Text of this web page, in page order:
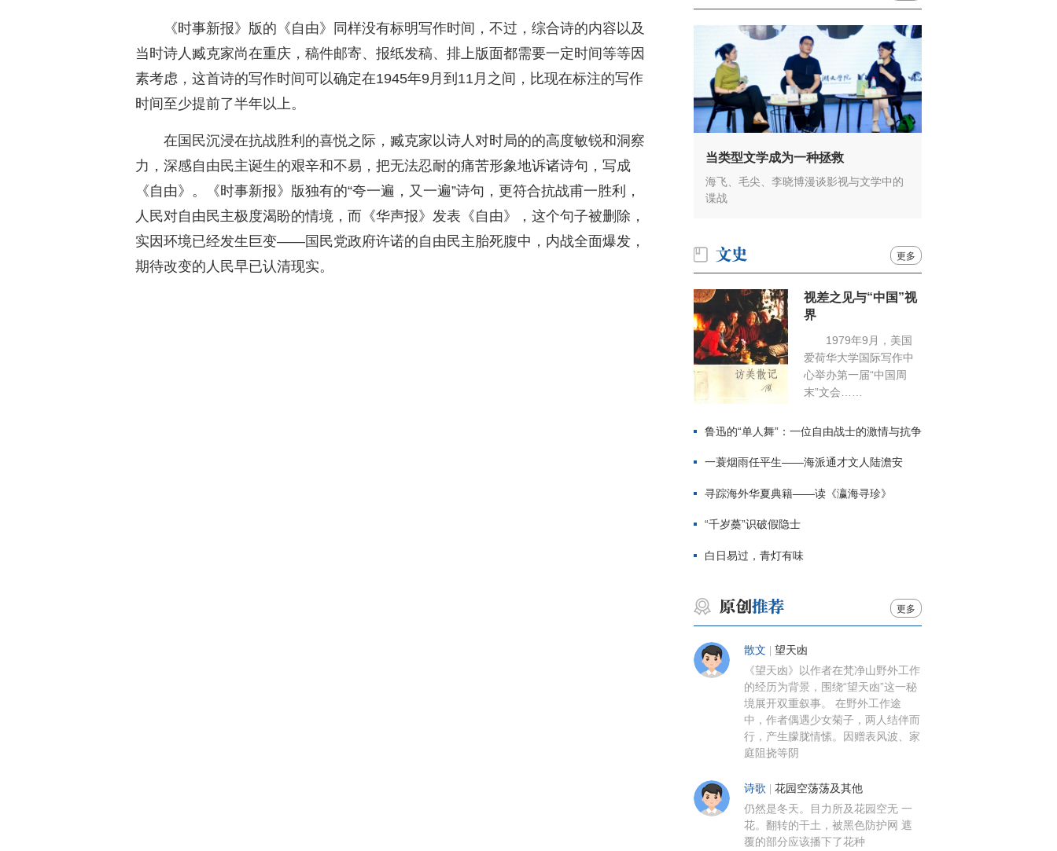
《时事新报》版的《自由》同样没有标明写作时间，不过，综合诗的内容以及
当时诗人臧克家尚在重庆，稿件邮寄、报纸发稿、排上版面都需要一定时间等等因
素考虑，这首诗的写作时间可以确定在1945年9月到11月之间，比现在标注的写作
时间至少提前了半年以上。
在国民沉浸在抗战胜利的喜悦之际，臧克家以诗人对时局的的高度敏锐和洞察
力，深感自由民主诞生的艰辛和不易，把无法忍耐的痛苦形象地诉诸诗句，写成
《自由》。《时事新报》版独有的“夸一遍，又一遍”诗句，更符合抗战甫一胜利，
人民对自由民主极度渴盼的情境，而《华声报》发表《自由》，这个句子被删除，
实因环境已经发生巨变——国民党政府许诺的自由民主胎死腹中，内战全面爆发，
期待改变的人民早已认清现实。
当类型文学成为一种拯救
海飞、毛尖、李晓博漫谈影视与文学中的
谍战
更多
视差之见与“中国”视
界
1979年9月，美国
爱荷华大学国际写作中
心举办第一届“中国周
末”文会……
鲁迅的“单人舞”：一位自由战士的激情与抗争
一蓑烟雨任平生——海派通才文人陆澹安
寻踪海外华夏典籍——读《瀛海寻珍》
“千岁蘽”识破假隐士
白日易过，青灯有味
更多
散文 望天凼
《望天凼》以作者在梵净山野外工作
的经历为背景，围绕“望天凼”这一秘
境展开双重叙事。 在野外工作途
中，作者偶遇少女菊子，两人结伴而
行，产生朦胧情愫。因赠表风波、家
庭阻挠等阴
诗歌 花园空荡荡及其他
仍然是冬天。目力所及花园空无 一
花。翻转的干土，被黑色防护网 遮
覆的部分应该播下了花种